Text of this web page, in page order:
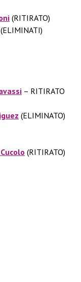
(RITIRATO)
(ELIMINATI)
– RITIRATO
(ELIMINATO)
(RITIRATO)